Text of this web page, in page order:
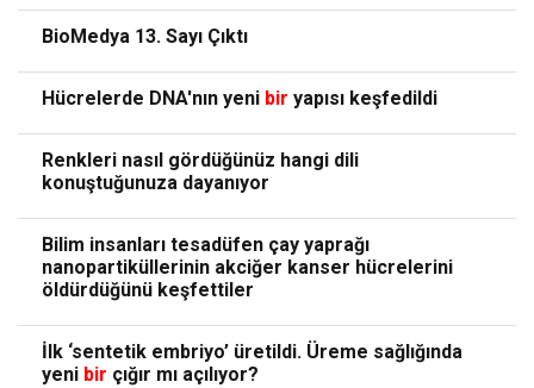
BioMedya 13. Sayı Çıktı
Hücrelerde DNA'nın yeni bir yapısı keşfedildi
Renkleri nasıl gördüğünüz hangi dili
konuştuğunuza dayanıyor
Bilim insanları tesadüfen çay yaprağı
nanopartiküllerinin akciğer kanser hücrelerini
öldürdüğünü keşfettiler
İlk ‘sentetik embriyo’ üretildi. Üreme sağlığında
yeni bir çığır mı açılıyor?